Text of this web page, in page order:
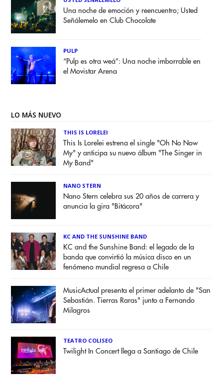
Una noche de emoción y reencuentro; Usted
Señálemelo en Club Chocolate
PULP
“Pulp es otra weá”: Una noche imborrable en
el Movistar Arena
LO MÁS NUEVO
THIS IS LORELEI
This Is Lorelei estrena el single "Oh No Now
My" y anticipa su nuevo álbum "The Singer in
My Band"
NANO STERN
Nano Stern celebra sus 20 años de carrera y
anuncia la gira "Bitácora"
KC AND THE SUNSHINE BAND
KC and the Sunshine Band: el legado de la
banda que convirtió la música disco en un
fenómeno mundial regresa a Chile
MusicActual presenta el primer adelanto de "San
Sebastián. Tierras Raras" junto a Fernando
Milagros
TEATRO COLISEO
Twilight In Concert llega a Santiago de Chile